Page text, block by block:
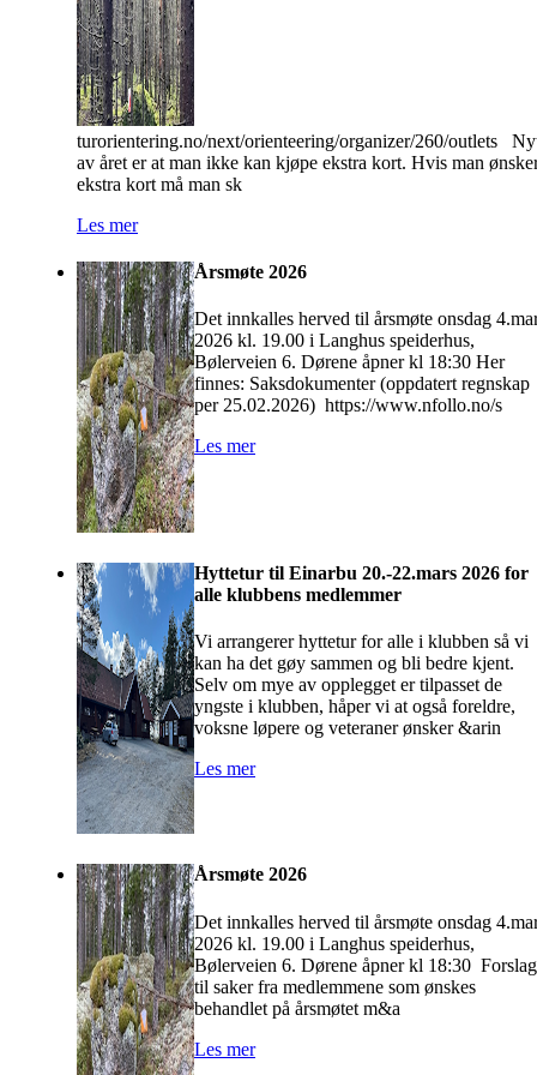
turorientering.no/next/orienteering/organizer/260/outlets
av året er at man ikke kan kjøpe ekstra kort. Hvis man
ekstra kort må man sk
Les mer
Årsmøte 2026
Det innkalles herved til årsmøte onsdag
2026 kl. 19.00 i Langhus speiderhus,
Bølerveien 6. Dørene åpner kl 18:30 Her
finnes: Saksdokumenter (oppdatert regnskap
per 25.02.2026) https://www.nfollo.no/s
Les mer
Hyttetur til Einarbu 20.-22.mars 2026 for
alle klubbens medlemmer
Vi arrangerer hyttetur for alle i klubben så vi
kan ha det gøy sammen og bli bedre kjent.
Selv om mye av opplegget er tilpasset de
yngste i klubben, håper vi at også foreldre,
voksne løpere og veteraner ønsker &arin
Les mer
Årsmøte 2026
Det innkalles herved til årsmøte onsdag
2026 kl. 19.00 i Langhus speiderhus,
Bølerveien 6. Dørene åpner kl 18:30 Forslag
til saker fra medlemmene som ønskes
behandlet på årsmøtet m&a
Les mer